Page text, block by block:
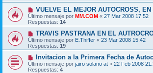
VUELVE EL MEJOR AUTOCROSS, EN
Último mensaje por MM.COM « 27 Mar 2008 17:52
Respuestas: 14
TRAVIS PASTRANA EN EL
Último mensaje por E.Thiffer « 23 Mar 2008 15:42
Respuestas: 19
Invitacion a la Primera Fecha de
Último mensaje por jairo solano at « 22 Feb 2008
Respuestas: 4